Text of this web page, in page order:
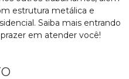
estrutura metálica e
Saiba mais entrando
em atender você!